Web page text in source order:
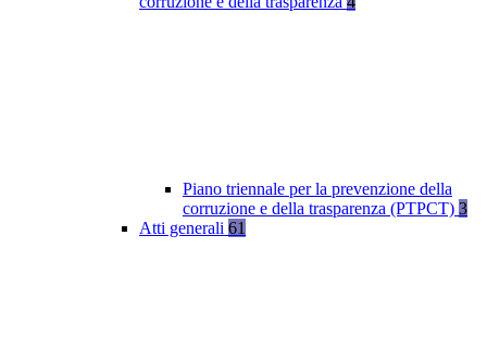
Piano triennale per la prevenzione della
corruzione e della trasparenza (PTPCT) 3
Atti generali 61